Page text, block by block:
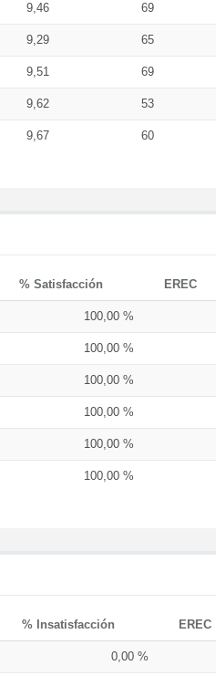
9,46 69
9,29 65
9,51 69
9,62 53
9,67 60
% Satisfacción EREC
100,00 %
100,00 %
100,00 %
100,00 %
100,00 %
100,00 %
% Insatisfacción EREC
0,00 %